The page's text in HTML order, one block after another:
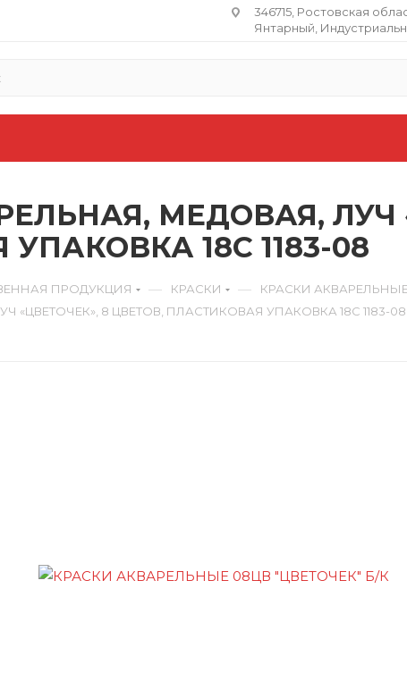
346715, Ростовская
Янтарный,
МЕДОВАЯ, ЛУЧ
18С 1183-08
ПРОДУКЦИЯ — КРАСКИ — КРАСКИ АКВАРЕЛЬНЫЕ
«ЦВЕТОЧЕК», 8 ЦВЕТОВ, ПЛАСТИКОВАЯ УПАКОВКА 18С 1183-08